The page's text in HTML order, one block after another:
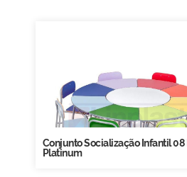
Conjunto Socialização Infantil 08
Platinum